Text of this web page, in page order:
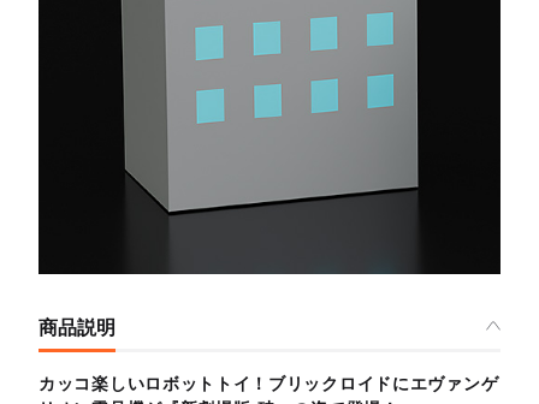
商品説明
カッコ楽しいロボットトイ！ブリックロイドにエヴァンゲ